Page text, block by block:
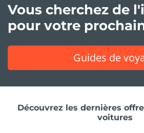
Vous cherchez de
pour votre
Guides de
Découvrez les dernières
voitures